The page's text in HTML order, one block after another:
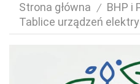
Strona główna / BHP i
Tablice urządzeń